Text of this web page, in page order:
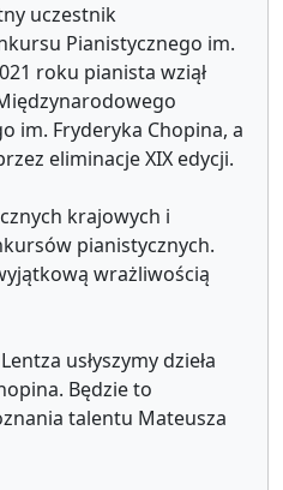
uczestnik
Pianistycznego im.
roku pianista wziął
im. Fryderyka Chopina, a
eliminacje XIX edycji.
krajowych i
pianistycznych.
wrażliwością
usłyszymy dzieła
Będzie to
talentu Mateusza